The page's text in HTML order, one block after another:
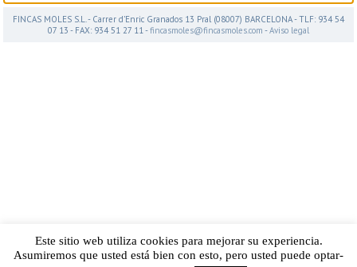
FINCAS MOLES S.L. - Carrer d’Enric Granados 13 Pral (08007) BARCELONA - TLF: 934 54
07 13 - FAX: 934 51 27 11 -fincasmoles@fincasmoles.com -Aviso legal
Este sitio web utiliza cookies para mejorar su experiencia.
Asumiremos que usted está bien con esto, pero usted puede optar-